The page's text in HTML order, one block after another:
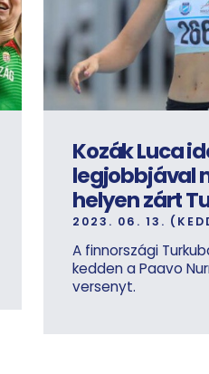
Kozák Luca
legjobbjával
helyen zárt
2023. 06. 13.
A finnországi
kedden a Paavo
versenyt.